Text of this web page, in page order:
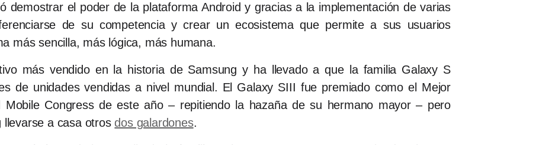
demostrar el poder de la plataforma Android y gracias a la implementación de varias
de su competencia y crear un ecosistema que permite a sus usuarios
más sencilla, más lógica, más humana.
más vendido en la historia de Samsung y ha llevado a que la familia Galaxy S
de unidades vendidas a nivel mundial. El Galaxy SIII fue premiado como el Mejor
Congress de este año – repitiendo la hazaña de su hermano mayor – pero
llevarse a casa otros dos galardones.